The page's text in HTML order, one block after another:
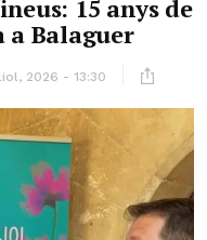
15 anys de
a Balaguer
2026 - 13:30